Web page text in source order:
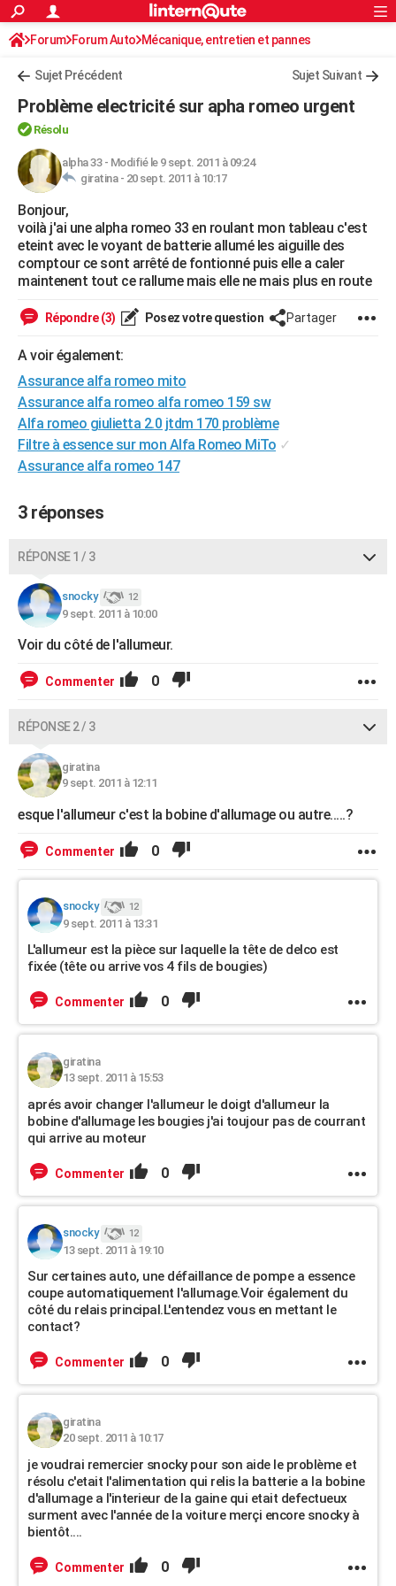
ACTUALITÉS
Politique
Société
Faits Divers
Education
Monde
Villes
+
Programme TV
TNTStreaming
Cinéma
Sorties cinéma
Musique
+FINANCE
Retraite
Impôts
Epargne
Immobilier
Risques naturels par ville
Banque
Assurance
Crédit
AUTO
Essais
Réserver un essai
Citadines
Berlines
SUV
Forum auto
Mobiles
Meilleur smartphone
Internet
Ordinateurs
Jeux vidéo
Guide high-tech
+BRICOLAGE
Forum
Aménagement intérieur
Extérieur
Cuisine
Salle de bains
Jardinage
Rangement
WEEK-END
Guides de France
Escapades
Patrimoine
Expositions
Musées
Week-end nature
LIFESTYLE
Alimentation
Guide de la santé
Maladies
Médicaments
Sommeil
VOYAGE
PHOTO
GUIDES D'ACHAT
CARTE DE VOEUX
Carte de Noël
Carte Bonne année
Carte Saint-Valentin
Carte Pâques
Carte d'anniversaire
DICTIONNAIRE
Dictionnaire
Biographies
Citations
Expressions
Proverbes
PROGRAMME TV
AVIS DE DÉCÈS
Rechercher
S'inscrire
Connexion
Forum Forum Auto Mécanique, entretien et pannes
Sujet Précédent Sujet Suivant
Problème electricité sur apha romeo urgent
Résolu
alpha 33- Modifié le 9 sept. 2011 à 09:24
giratina - 20 sept. 2011 à 10:17
Bonjour,
voilà j'ai une alpha romeo 33 en roulant mon tableau c'est
eteint avec le voyant de batterie allumé les aiguille des
comptour ce sont arrêté de fontionné puis elle a caler
maintenent tout ce rallume mais elle ne mais plus en route
Répondre (3) Posez votre question Partager
A voir également:
Assurance alfa romeo mito
Assurance alfa romeo alfa romeo 159 sw
Alfa romeo giulietta 2.0 jtdm 170 problème
Filtre à essence sur mon Alfa Romeo MiTo ✓
Assurance alfa romeo 147
3 réponses
RÉPONSE 1 / 3
snocky 12
9 sept. 2011 à 10:00
Voir du côté de l'allumeur.
Commenter 0
RÉPONSE 2 / 3
giratina
9 sept. 2011 à 12:11
esque l'allumeur c'est la bobine d'allumage ou autre.....?
Commenter 0
snocky 12
9 sept. 2011 à 13:31
L'allumeur est la pièce sur laquelle la tête de delco est
fixée (tête ou arrive vos 4 fils de bougies)
Commenter 0
giratina
13 sept. 2011 à 15:53
aprés avoir changer l'allumeur le doigt d'allumeur la
bobine d'allumage les bougies j'ai toujour pas de courrant
qui arrive au moteur
Commenter 0
snocky 12
13 sept. 2011 à 19:10
Sur certaines auto, une défaillance de pompe a essence
coupe automatiquement l'allumage.Voir également du
côté du relais principal.L'entendez vous en mettant le
contact?
Commenter 0
giratina
20 sept. 2011 à 10:17
je voudrai remercier snocky pour son aide le problème et
résolu c'etait l'alimentation qui relis la batterie a la bobine
d'allumage a l'interieur de la gaine qui etait defectueux
surment avec l'année de la voiture merçi encore snocky à
bientôt....
Commenter 0